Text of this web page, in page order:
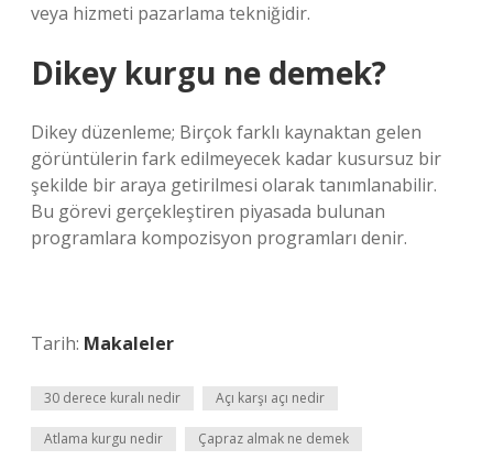
veya hizmeti pazarlama tekniğidir.
Dikey kurgu ne demek?
Dikey düzenleme; Birçok farklı kaynaktan gelen
görüntülerin fark edilmeyecek kadar kusursuz bir
şekilde bir araya getirilmesi olarak tanımlanabilir.
Bu görevi gerçekleştiren piyasada bulunan
programlara kompozisyon programları denir.
Tarih: Makaleler
30 derece kuralı nedir Açı karşı açı nedir
Atlama kurgu nedir Çapraz almak ne demek